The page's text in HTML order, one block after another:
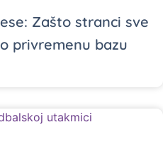
Zašto stranci sve
privremenu bazu